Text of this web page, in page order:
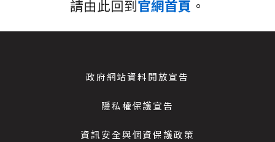
請由此回到官網首頁 。
政府網站資料開放宣告
隱私權保護宣告
資訊安全與個資保護政策